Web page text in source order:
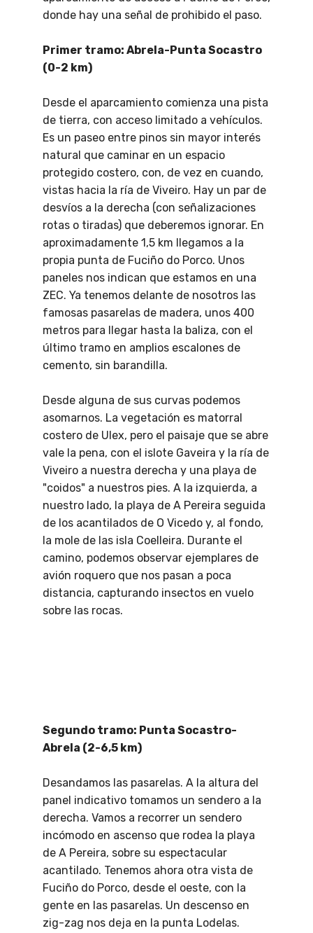
donde hay una señal de prohibido el paso.
Primer tramo: Abrela-Punta Socastro
(0-2 km)
Desde el aparcamiento comienza una pista
de tierra, con acceso limitado a vehículos.
Es un paseo entre pinos sin mayor interés
natural que caminar en un espacio
protegido costero, con, de vez en cuando,
vistas hacia la ría de Viveiro. Hay un par de
desvíos a la derecha (con señalizaciones
rotas o tiradas) que deberemos ignorar. En
aproximadamente 1,5 km llegamos a la
propia punta de Fuciño do Porco. Unos
paneles nos indican que estamos en una
ZEC. Ya tenemos delante de nosotros las
famosas pasarelas de madera, unos 400
metros para llegar hasta la baliza, con el
último tramo en amplios escalones de
cemento, sin barandilla.
Desde alguna de sus curvas podemos
asomarnos. La vegetación es matorral
costero de Ulex, pero el paisaje que se abre
vale la pena, con el islote Gaveira y la ría de
Viveiro a nuestra derecha y una playa de
"coidos" a nuestros pies. A la izquierda, a
nuestro lado, la playa de A Pereira seguida
de los acantilados de O Vicedo y, al fondo,
la mole de las isla Coelleira. Durante el
camino, podemos observar ejemplares de
avión roquero que nos pasan a poca
distancia, capturando insectos en vuelo
sobre las rocas.
Segundo tramo: Punta Socastro-
Abrela (2-6,5 km)
Desandamos las pasarelas. A la altura del
panel indicativo tomamos un sendero a la
derecha. Vamos a recorrer un sendero
incómodo en ascenso que rodea la playa
de A Pereira, sobre su espectacular
acantilado. Tenemos ahora otra vista de
Fuciño do Porco, desde el oeste, con la
gente en las pasarelas. Un descenso en
zig-zag nos deja en la punta Lodelas.